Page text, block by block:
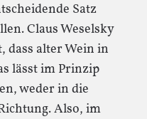
Satz
Claus Weselsky
dass alter Wein in
lässt im Prinzip
weder in die
Also, im